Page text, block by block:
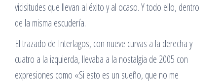
vicisitudes que llevan al éxito y al ocaso. Y todo ello, dentro
de la misma escudería.
El trazado de Interlagos, con nueve curvas a la derecha y
cuatro a la izquierda, llevaba a la nostalgia de 2005 con
expresiones como «Si esto es un sueño, que no me